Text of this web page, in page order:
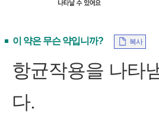
이 약은 무슨 약입니까? 복사
항균작용을 나타
다.